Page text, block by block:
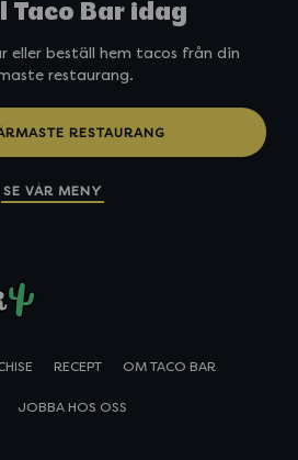
Taco Bar idag
eller beställ hem tacos från din
restaurang.
RESTAURANG
SE VÅR MENY
RECEPT OM TACO BAR
JOBBA HOS OSS